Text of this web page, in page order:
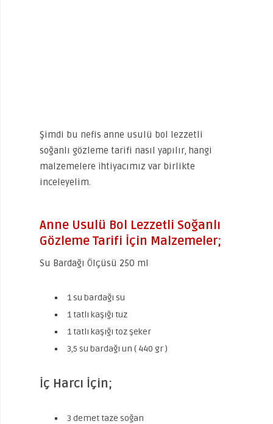
Şimdi bu nefis anne usulü bol lezzetli
soğanlı gözleme tarifi nasıl yapılır, hangi
malzemelere ihtiyacımız var birlikte
inceleyelim.
Anne Usulü Bol Lezzetli Soğanlı
Gözleme Tarifi İçin Malzemeler;
Su Bardağı Ölçüsü 250 ml
1 su bardağı su
1 tatlı kaşığı tuz
1 tatlı kaşığı toz şeker
3,5 su bardağı un ( 440 gr )
İç Harcı İçin;
3 demet taze soğan